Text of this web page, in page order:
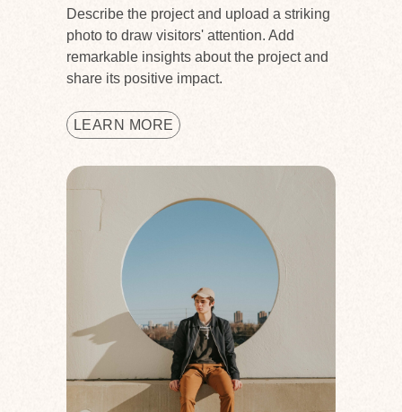
Describe the project and upload a striking
photo to draw visitors' attention. Add
remarkable insights about the project and
share its positive impact.
LEARN MORE